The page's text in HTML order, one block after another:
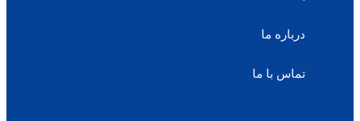
درباره ما
تماس با ما